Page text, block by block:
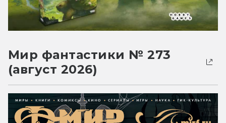
Мир фантастики № 273
(август 2026)